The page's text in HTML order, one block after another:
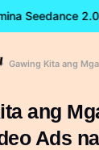
Seedance 2.0
ang
Ads